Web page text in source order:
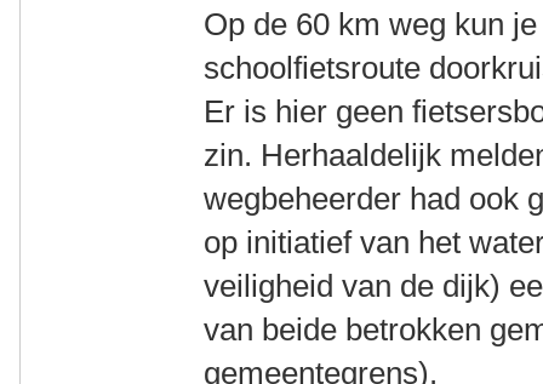
Op de 60 km weg kun
schoolfietsroute
Er is hier geen
zin. Herhaaldelijk
wegbeheerder had ook
op initiatief van het
veiligheid van de dijk)
van beide betrokken
gemeentegrens).